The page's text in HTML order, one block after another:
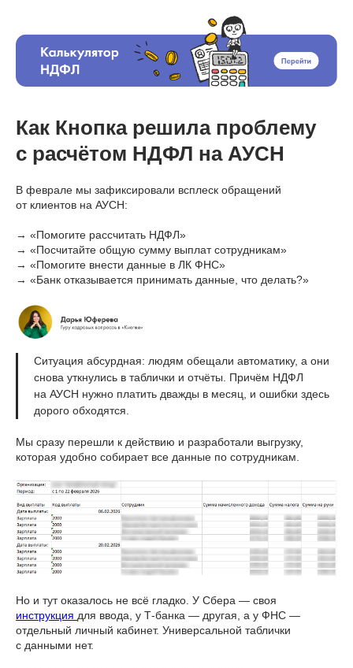
Как Кнопка решила проблему
с расчётом НДФЛ на АУСН
В феврале мы зафиксировали всплеск обращений
от клиентов на АУСН:
→ «Помогите рассчитать НДФЛ»
→ «Посчитайте общую сумму выплат сотрудникам»
→ «Помогите внести данные в ЛК ФНС»
→ «Банк отказывается принимать данные, что делать?»
Ситуация абсурдная: людям обещали автоматику, а они
снова уткнулись в таблички и отчёты. Причём НДФЛ
на АУСН нужно платить дважды в месяц, и ошибки здесь
дорого обходятся.
Мы сразу перешли к действию и разработали выгрузку,
которая удобно собирает все данные по сотрудникам.
Но и тут оказалось не всё гладко. У Сбера — своя
инструкция для ввода, у Т-банка — другая, а у ФНС —
отдельный личный кабинет. Универсальной таблички
с данными нет.